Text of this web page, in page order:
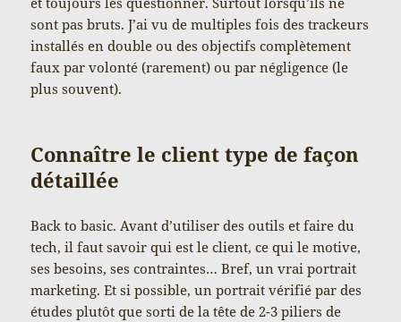
sont pas bruts. J’ai vu de multiples fois des trackeurs
installés en double ou des objectifs complètement
faux par volonté (rarement) ou par négligence (le
plus souvent).
Connaître le client type de façon
détaillée
Back to basic. Avant d’utiliser des outils et faire du
tech, il faut savoir qui est le client, ce qui le motive,
ses besoins, ses contraintes… Bref, un vrai portrait
marketing. Et si possible, un portrait vérifié par des
études plutôt que sorti de la tête de 2-3 piliers de